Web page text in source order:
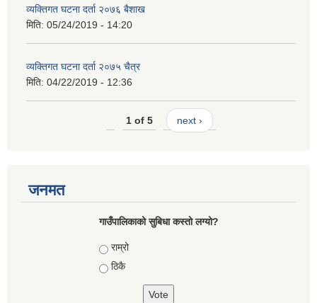
व्यक्तिगत घटना दर्ता २०७६ बैशाख
मिति: 05/24/2019 - 14:20
व्यक्तिगत घटना दर्ता २०७५ चैत्र
मिति: 04/22/2019 - 12:36
1 of 5 next ›
जनमत
गाउँपालिकाको सुबिधा कस्तो लग्यो?
Choices
राम्रो
ठिकै